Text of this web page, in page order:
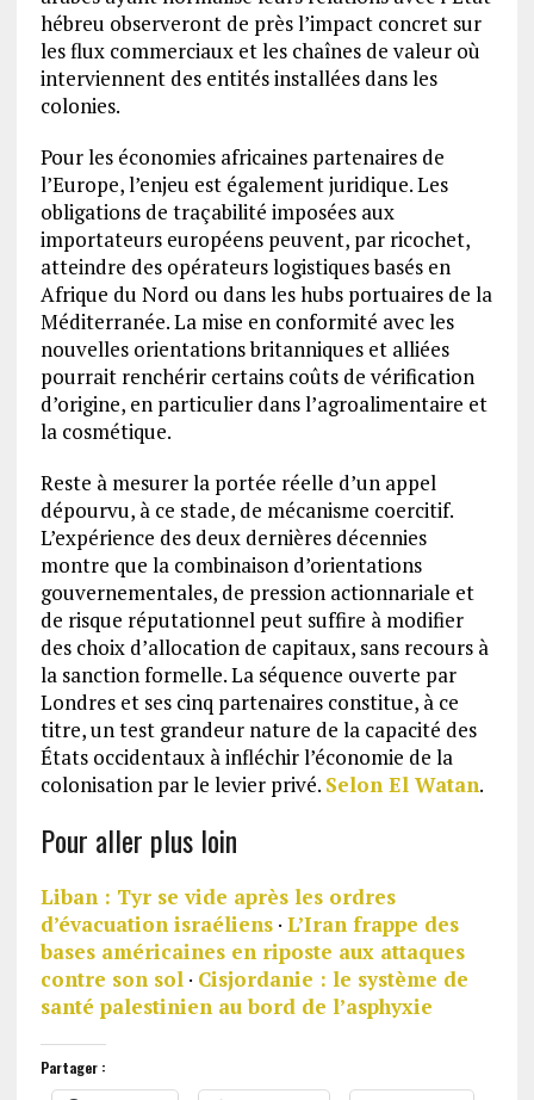
hébreu observeront de près l’impact concret sur
les flux commerciaux et les chaînes de valeur où
interviennent des entités installées dans les
colonies.
Pour les économies africaines partenaires de
l’Europe, l’enjeu est également juridique. Les
obligations de traçabilité imposées aux
importateurs européens peuvent, par ricochet,
atteindre des opérateurs logistiques basés en
Afrique du Nord ou dans les hubs portuaires de la
Méditerranée. La mise en conformité avec les
nouvelles orientations britanniques et alliées
pourrait renchérir certains coûts de vérification
d’origine, en particulier dans l’agroalimentaire et
la cosmétique.
Reste à mesurer la portée réelle d’un appel
dépourvu, à ce stade, de mécanisme coercitif.
L’expérience des deux dernières décennies
montre que la combinaison d’orientations
gouvernementales, de pression actionnariale et
de risque réputationnel peut suffire à modifier
des choix d’allocation de capitaux, sans recours à
la sanction formelle. La séquence ouverte par
Londres et ses cinq partenaires constitue, à ce
titre, un test grandeur nature de la capacité des
États occidentaux à infléchir l’économie de la
colonisation par le levier privé. Selon El Watan.
Pour aller plus loin
Liban : Tyr se vide après les ordres
d’évacuation israéliens· L’Iran frappe des
bases américaines en riposte aux attaques
contre son sol· Cisjordanie : le système de
santé palestinien au bord de l’asphyxie
Partager :